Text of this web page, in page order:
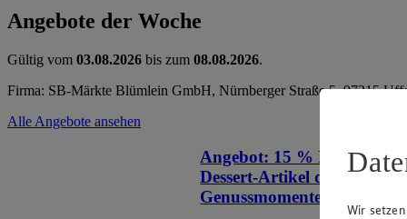
Angebote der Woche
Gültig vom 03.08.2026 bis zum 08.08.2026.
Firma: SB-Märkte Blümlein GmbH, Nürnberger Straße 5, 97215
Alle Angebote ansehen
Angebot: 15 % Rabatt auf
Dessert-Artikel der Marke
Genussmomente.
Wir